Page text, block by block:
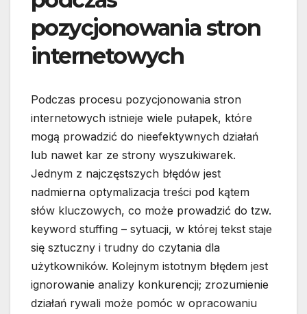
pozycjonowania stron
internetowych
Podczas procesu pozycjonowania stron
internetowych istnieje wiele pułapek, które
mogą prowadzić do nieefektywnych działań
lub nawet kar ze strony wyszukiwarek.
Jednym z najczęstszych błędów jest
nadmierna optymalizacja treści pod kątem
słów kluczowych, co może prowadzić do tzw.
keyword stuffing – sytuacji, w której tekst staje
się sztuczny i trudny do czytania dla
użytkowników. Kolejnym istotnym błędem jest
ignorowanie analizy konkurencji; zrozumienie
działań rywali może pomóc w opracowaniu